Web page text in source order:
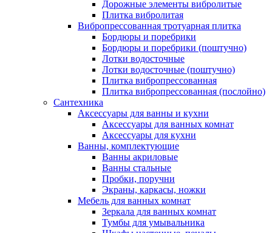
Дорожные элементы вибролитые
Плитка вибролитая
Вибропрессованная тротуарная плитка
Бордюры и поребрики
Бордюры и поребрики (поштучно)
Лотки водосточные
Лотки водосточные (поштучно)
Плитка вибропрессованная
Плитка вибропрессованная (послойно)
Сантехника
Аксессуары для ванны и кухни
Аксессуары для ванных комнат
Аксессуары для кухни
Ванны, комплектующие
Ванны акриловые
Ванны стальные
Пробки, поручни
Экраны, каркасы, ножки
Мебель для ванных комнат
Зеркала для ванных комнат
Тумбы для умывальника